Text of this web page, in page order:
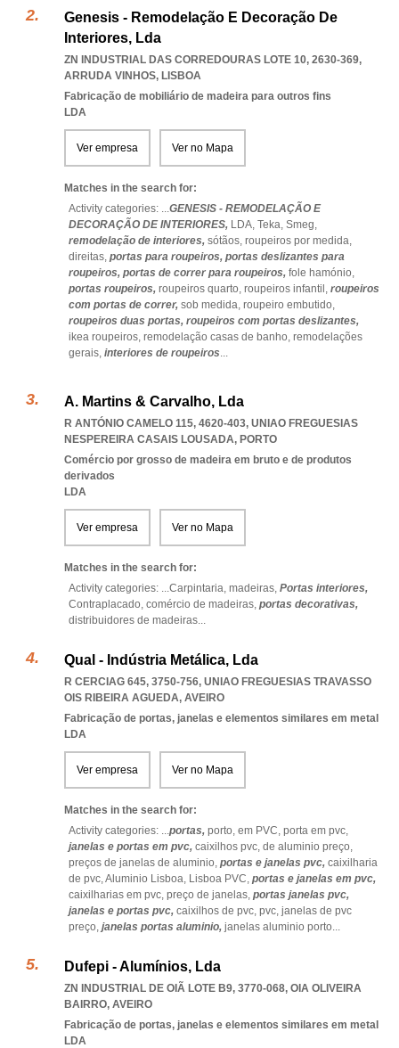
Genesis - Remodelação E Decoração De
Interiores, Lda
ZN INDUSTRIAL DAS CORREDOURAS LOTE 10, 2630-369,
ARRUDA VINHOS, LISBOA
Fabricação de mobiliário de madeira para outros fins
LDA
Ver empresa Ver no Mapa
Matches in the search for:
Activity categories: ...GENESIS - REMODELAÇÃO E
DECORAÇÃO DE INTERIORES, LDA, Teka, Smeg,
remodelação de interiores, sótãos, roupeiros por medida,
direitas, portas para roupeiros, portas deslizantes para
roupeiros, portas de correr para roupeiros, fole hamónio,
portas roupeiros, roupeiros quarto, roupeiros infantil, roupeiros
com portas de correr, sob medida, roupeiro embutido,
roupeiros duas portas, roupeiros com portas deslizantes,
ikea roupeiros, remodelação casas de banho, remodelações
gerais, interiores de roupeiros...
A. Martins & Carvalho, Lda
R ANTÓNIO CAMELO 115, 4620-403, UNIAO FREGUESIAS
NESPEREIRA CASAIS LOUSADA, PORTO
Comércio por grosso de madeira em bruto e de produtos
derivados
LDA
Ver empresa Ver no Mapa
Matches in the search for:
Activity categories: ...Carpintaria, madeiras, Portas interiores,
Contraplacado, comércio de madeiras, portas decorativas,
distribuidores de madeiras...
Qual - Indústria Metálica, Lda
R CERCIAG 645, 3750-756, UNIAO FREGUESIAS TRAVASSO
OIS RIBEIRA AGUEDA, AVEIRO
Fabricação de portas, janelas e elementos similares em metal
LDA
Ver empresa Ver no Mapa
Matches in the search for:
Activity categories: ...portas, porto, em PVC, porta em pvc,
janelas e portas em pvc, caixilhos pvc, de aluminio preço,
preços de janelas de aluminio, portas e janelas pvc, caixilharia
de pvc,Aluminio Lisboa, Lisboa PVC, portas e janelas em pvc,
caixilharias em pvc, preço de janelas, portas janelas pvc,
janelas e portas pvc, caixilhos de pvc, pvc, janelas de pvc
preço, janelas portas aluminio, janelas aluminio porto...
Dufepi - Alumínios, Lda
ZN INDUSTRIAL DE OIÃ LOTE B9, 3770-068, OIA OLIVEIRA
BAIRRO, AVEIRO
Fabricação de portas, janelas e elementos similares em metal
LDA